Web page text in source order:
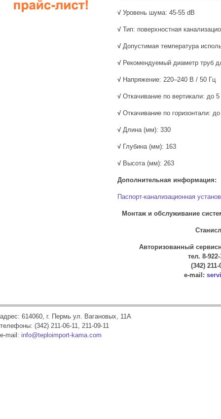
√ Уровень шума: 45-55 dB
√ Тип: поверхностная
√ Допустимая температура
√ Рекомендуемый диаметр труб
√ Напряжение: 220–240 В / 50 Гц
√ Откачивание по вертикали: до
√ Откачивание по горизонтали:
√ Длина (мм): 330
√ Глубина (мм): 163
√ Высота (мм): 263
Дополнительная информация:
Паспорт-канализационная
Монтаж и обслуживание
Авторизованный
тел. 8-
(342) 211-
e-mail:
адрес: 614060, г. Пермь ул. Вагановых, 11А
телефоны: (342) 211-06-11, 211-09-11
e-mail: info@teploimport-kama.com